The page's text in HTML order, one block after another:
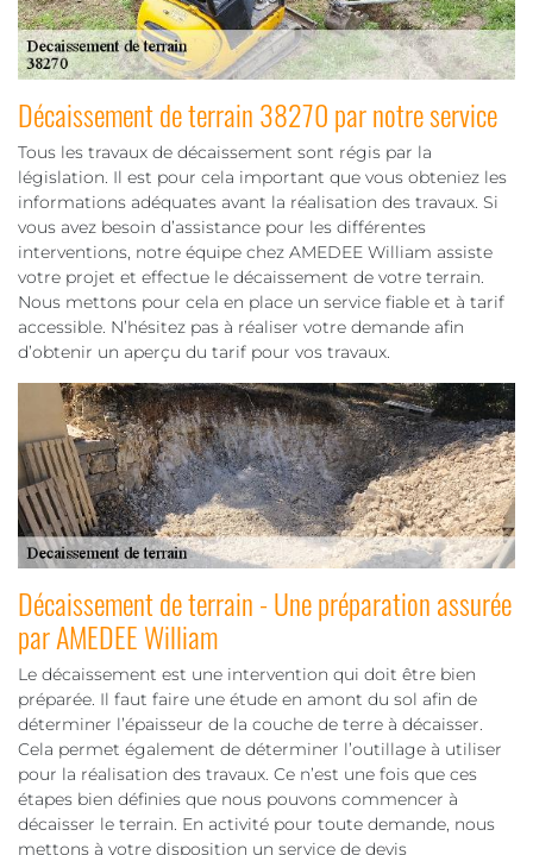
Décaissement de terrain 38270 par notre service
Tous les travaux de décaissement sont régis par la
législation. Il est pour cela important que vous obteniez les
informations adéquates avant la réalisation des travaux. Si
vous avez besoin d’assistance pour les différentes
interventions, notre équipe chez AMEDEE William assiste
votre projet et effectue le décaissement de votre terrain.
Nous mettons pour cela en place un service fiable et à tarif
accessible. N’hésitez pas à réaliser votre demande afin
d’obtenir un aperçu du tarif pour vos travaux.
Décaissement de terrain - Une préparation assurée
par AMEDEE William
Le décaissement est une intervention qui doit être bien
préparée. Il faut faire une étude en amont du sol afin de
déterminer l’épaisseur de la couche de terre à décaisser.
Cela permet également de déterminer l’outillage à utiliser
pour la réalisation des travaux. Ce n’est une fois que ces
étapes bien définies que nous pouvons commencer à
décaisser le terrain. En activité pour toute demande, nous
mettons à votre disposition un service de devis